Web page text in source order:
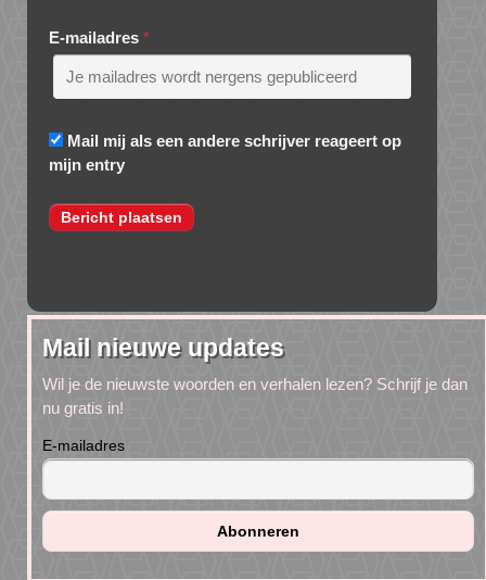
E-mailadres *
Mail mij als een andere schrijver reageert op
mijn entry
Mail nieuwe updates
Wil je de nieuwste woorden en verhalen lezen? Schrijf je dan
nu gratis in!
E-mailadres